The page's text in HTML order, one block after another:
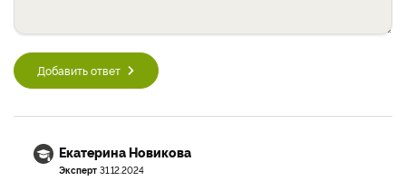
Добавить ответ
Екатерина Новикова
Эксперт 31.12.2024